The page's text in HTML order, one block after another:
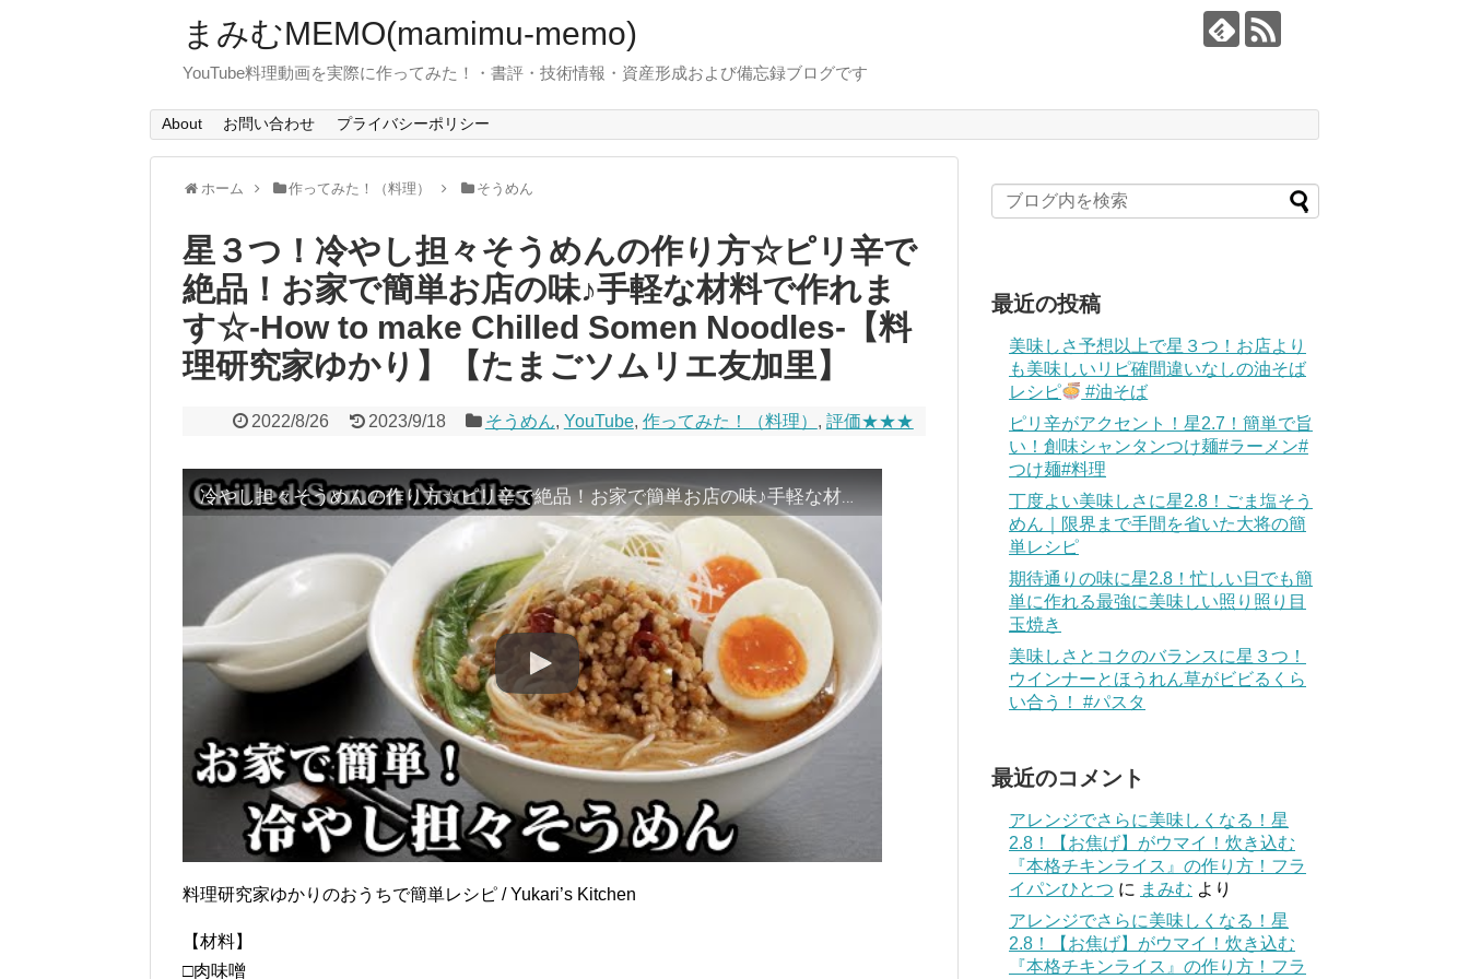
まみむMEMO(mamimu-memo)
YouTube料理動画を実際に作ってみた！・書評・技術情報・資産形成および備忘録ブログです
About お問い合わせ プライバシーポリシー
ホーム 作ってみた！（料理） そうめん
星３つ！冷やし担々そうめんの作り方☆ピリ辛で
絶品！お家で簡単お店の味♪手軽な材料で作れま
す☆-How to make Chilled Somen Noodles-【料
理研究家ゆかり】【たまごソムリエ友加里】
2022/8/26 2023/9/18 そうめん, YouTube, 作ってみた！（料理） , 評価★★★
冷やし担々そうめんの作り方☆ピリ辛で絶品！お家で簡単お店の味♪手軽な材料で作れます☆-How to make Chilled Somen Noodles-【料理研究家ゆかり】【たまごソムリエ友加里】
料理研究家ゆかりのおうちで簡単レシピ / Yukari’s Kitchen
【材料】
□肉味噌
最近の投稿
美味しさ予想以上で星３つ！お店より
も美味しいリピ確間違いなしの油そば
レシピ
#油そば
ピリ辛がアクセント！星2.7！簡単で旨
い！創味シャンタンつけ麺#ラーメン#
つけ麺#料理
丁度よい美味しさに星2.8！ごま塩そう
めん｜限界まで手間を省いた大将の簡
単レシピ
期待通りの味に星2.8！忙しい日でも簡
単に作れる最強に美味しい照り照り目
玉焼き
美味しさとコクのバランスに星３つ！
ウインナーとほうれん草がビビるくら
い合う！ #パスタ
最近のコメント
アレンジでさらに美味しくなる！星
2.8！【お焦げ】がウマイ！炊き込む
『本格チキンライス』の作り方！フラ
イパンひとつ に まみむ より
アレンジでさらに美味しくなる！星
2.8！【お焦げ】がウマイ！炊き込む
『本格チキンライス』の作り方！フラ